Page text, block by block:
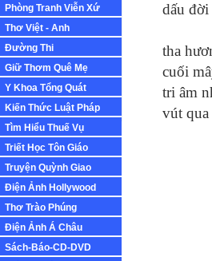
Phòng Tranh Viễn Xứ
Thơ Việt - Anh
Ðường Thi
Giữ Thơm Quê Mẹ
Y Khoa Tổng Quát
Kiến Thức Luật Pháp
Tìm Hiểu Thuế Vụ
Triết Học Tôn Giáo
Truyện Quỳnh Giao
Ðiện Ảnh Hollywood
Thơ Trào Phúng
Ðiện Ảnh Á Châu
Sách-Báo-CD-DVD
dấu đời
tha
cuối
tri âm
vút